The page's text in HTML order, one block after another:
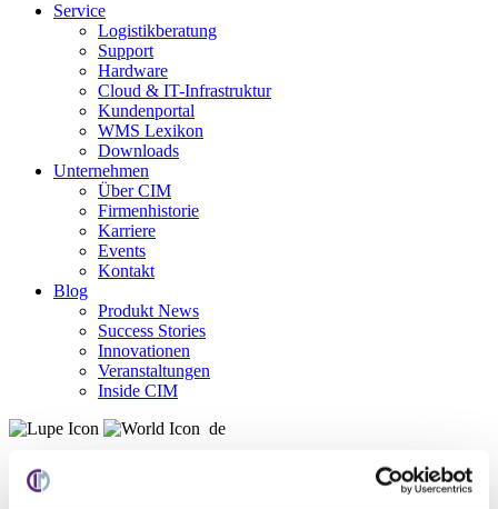
Service
Logistikberatung
Support
Hardware
Cloud & IT-Infrastruktur
Kundenportal
WMS Lexikon
Downloads
Unternehmen
Über CIM
Firmenhistorie
Karriere
Events
Kontakt
Blog
Produkt News
Success Stories
Innovationen
Veranstaltungen
Inside CIM
de